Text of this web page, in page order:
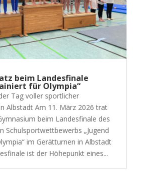
beim Landesfinale
für Olympia“
Tag voller sportlicher
Albstadt Am 11. März 2026 trat
beim Landesfinale des
Schulsportwettbewerbs „Jugend
im Gerätturnen in Albstadt
ist der Höhepunkt eines...